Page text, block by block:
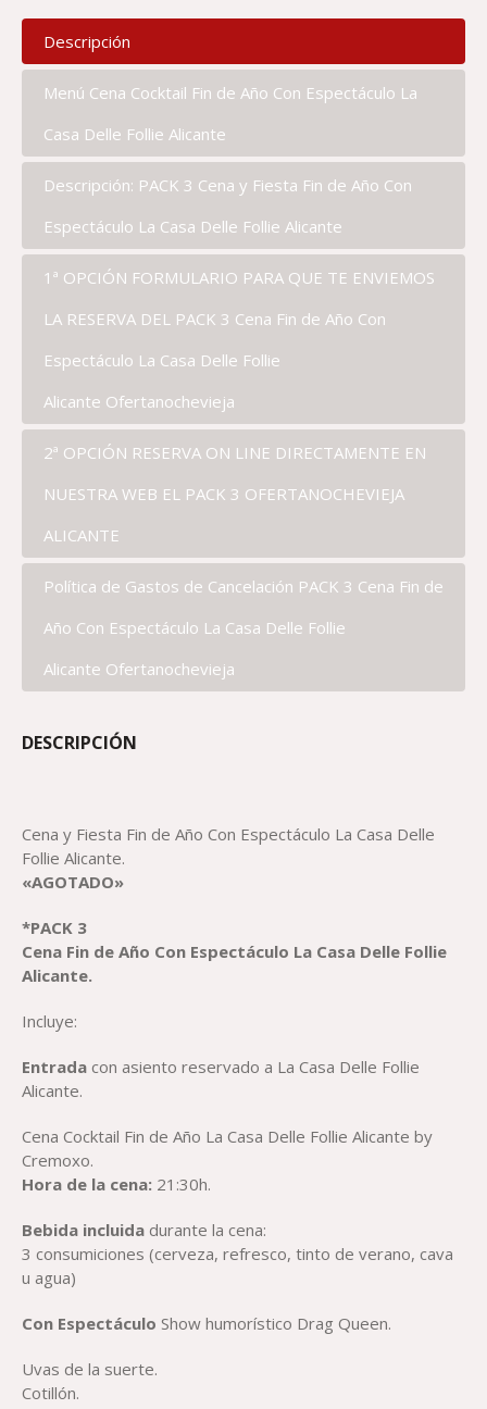
Descripción
Menú Cena Cocktail Fin de Año Con Espectáculo La
Casa Delle Follie Alicante
Descripción: PACK 3 Cena y Fiesta Fin de Año Con
Espectáculo La Casa Delle Follie Alicante
1ª OPCIÓN FORMULARIO PARA QUE TE ENVIEMOS
LA RESERVA DEL PACK 3 Cena Fin de Año Con
Espectáculo La Casa Delle Follie
Alicante Ofertanochevieja
2ª OPCIÓN RESERVA ON LINE DIRECTAMENTE EN
NUESTRA WEB EL PACK 3 OFERTANOCHEVIEJA
ALICANTE
Política de Gastos de Cancelación PACK 3 Cena Fin de
Año Con Espectáculo La Casa Delle Follie
Alicante Ofertanochevieja
DESCRIPCIÓN
Cena y Fiesta Fin de Año Con Espectáculo La Casa Delle
Follie Alicante.
«AGOTADO»
*PACK 3
Cena Fin de Año Con Espectáculo La Casa Delle Follie
Alicante.
Incluye:
Entradacon asiento reservado a La Casa Delle Follie
Alicante.
Cena Cocktail Fin de Año La Casa Delle Follie Alicante by
Cremoxo.
Hora de la cena: 21:30h.
Bebida incluidadurante la cena:
3 consumiciones (cerveza, refresco, tinto de verano, cava
u agua)
Con Espectáculo Show humorístico Drag Queen.
Uvas de la suerte.
Cotillón.